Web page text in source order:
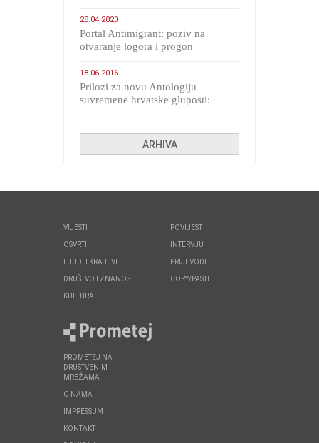
28.04.2020
Portal Antimigrant: poziv na
otvaranje logora i progon
18.06.2016
Prilozi za novu Antologiju
suvremene hrvatske gluposti:
ARHIVA
VIJESTI
OSVRTI
LJUDI I KRAJEVI
DRUŠTVO I ZNANOST
KULTURA
POVIJEST
INTERVJU
PRIJEVODI
COPY/PASTE
PROMETEJ NA
DRUŠTVENIM
MREŽAMA
O NAMA
IMPRESSUM
KONTAKT